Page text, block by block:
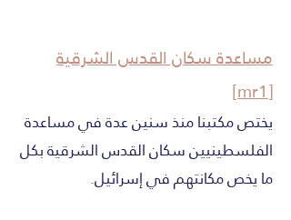
مساعدة سكان القدس الشرقية
[mr1]
يختص مكتبنا منذ سنين عدة في مساعدة
الفلسطينيين سكان القدس الشرقية بكل
ما يخص مكانتهم في إسرائيل.